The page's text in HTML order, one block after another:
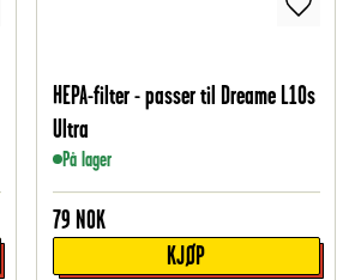
HEPA-filter - passer til Dreame L10s
Ultra
På lager
79 NOK
KJØP